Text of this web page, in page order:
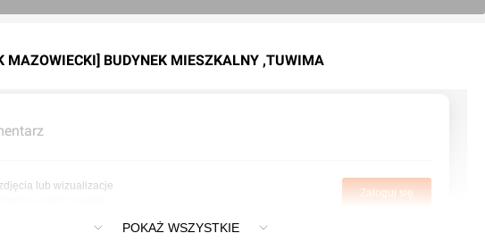
MAZOWIECKI] BUDYNEK MIESZKALNY ,TUWIMA
lub wizualizacje
Zaloguj się
POKAŻ WSZYSTKIE